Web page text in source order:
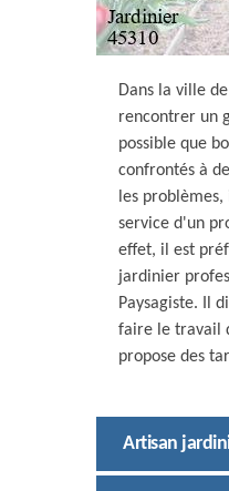
Dans la ville
rencontrer un
possible que
confrontés à
les
service d'un
effet, il est
jardinier
Paysagiste. Il
faire le travail
propose des
Artisan